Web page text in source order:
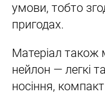
умови, тобто
пригодах.
Матеріал також
нейлон — легкі
носіння,